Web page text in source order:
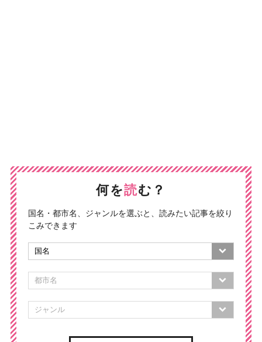
何を読む？
国名・都市名、ジャンルを選ぶと、読みたい記事を絞り
こみできます